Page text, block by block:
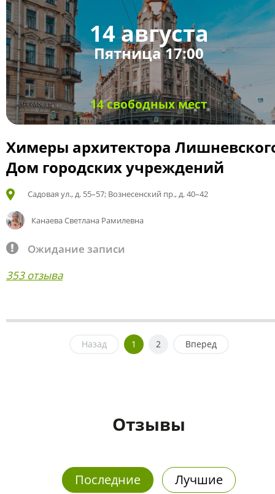
14 августа
Пятница 17:00
14 свободных мест
Химеры архитектора
Дом городских учреждений
Садовая ул., д. 55–57; Вознесенский пр., д. 40–42
Канаева Светлана Рамилевна
Ожидание записи
353 отзыва
Назад 1 2 Вперед
Отзывы
Последние Лучшие